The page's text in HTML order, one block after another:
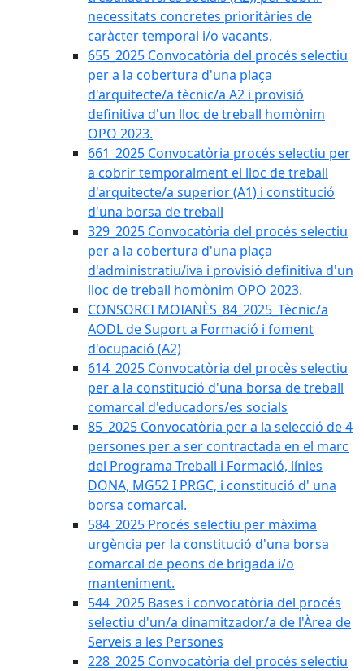
necessitats concretes prioritàries de
caràcter temporal i/o vacants.
655_2025 Convocatòria del procés selectiu
per a la cobertura d'una plaça
d'arquitecte/a tècnic/a A2 i provisió
definitiva d'un lloc de treball homònim
OPO 2023.
661_2025 Convocatòria procés selectiu per
a cobrir temporalment el lloc de treball
d'arquitecte/a superior (A1) i constitució
d'una borsa de treball
329_2025 Convocatòria del procés selectiu
per a la cobertura d'una plaça
d'administratiu/iva i provisió definitiva d'un
lloc de treball homònim OPO 2023.
CONSORCI MOIANÈS_84_2025_Tècnic/a
AODL de Suport a Formació i foment
d'ocupació (A2)
614_2025 Convocatòria del procès selectiu
per a la constitució d'una borsa de treball
comarcal d'educadors/es socials
85_2025 Convocatòria per a la selecció de 4
persones per a ser contractada en el marc
del Programa Treball i Formació, línies
DONA, MG52 I PRGC, i constitució d' una
borsa comarcal.
584_2025 Procés selectiu per màxima
urgència per la constitució d'una borsa
comarcal de peons de brigada i/o
manteniment.
544_2025 Bases i convocatòria del procés
selectiu d'un/a dinamitzador/a de l'Àrea de
Serveis a les Persones
228_2025 Convocatòria del procés selectiu